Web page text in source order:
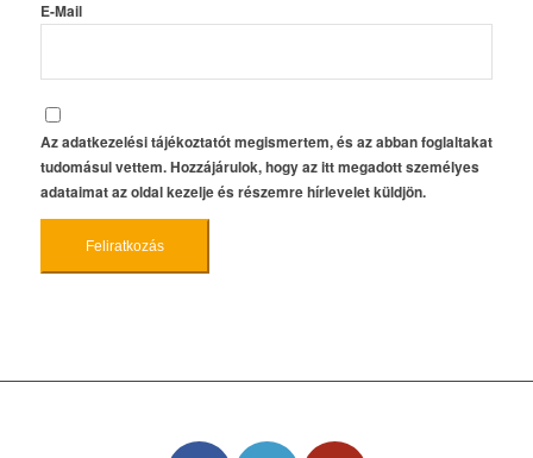
E-Mail
Az adatkezelési tájékoztatót megismertem, és az abban foglaltakat
tudomásul vettem. Hozzájárulok, hogy az itt megadott személyes
adataimat az oldal kezelje és részemre hírlevelet küldjön.
Feliratkozás